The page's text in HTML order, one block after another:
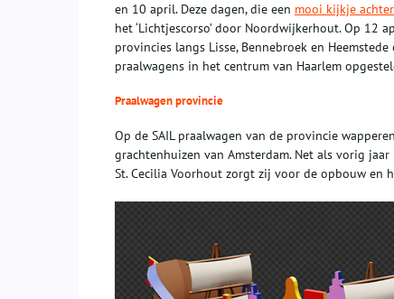
en 10 april. Deze dagen, die een mooi kijkje
het ‘Lichtjescorso’ door Noordwijkerhout. Op
provincies langs Lisse, Bennebroek en
praalwagens in het centrum van Haarlem
Praalwagen provincie
Op de SAIL praalwagen van de provincie
grachtenhuizen van Amsterdam. Net als vorig
St. Cecilia Voorhout zorgt zij voor de opbouw en